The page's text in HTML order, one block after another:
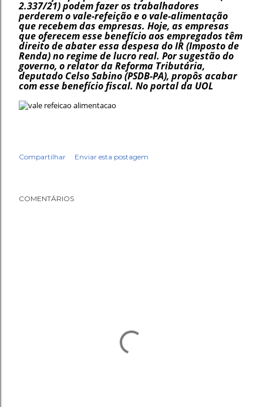
2.337/21) podem fazer os trabalhadores
perderem o vale-refeição e o vale-alimentação
que recebem das empresas. Hoje, as empresas
que oferecem esse benefício aos empregados têm
direito de abater essa despesa do IR (Imposto de
Renda) no regime de lucro real. Por sugestão do
governo, o relator da Reforma Tributária,
deputado Celso Sabino (PSDB-PA), propôs acabar
com esse benefício fiscal. No portal da UOL
Compartilhar Enviar esta postagem
COMENTÁRIOS